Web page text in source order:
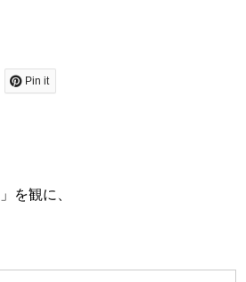
Pin it
」を観に、